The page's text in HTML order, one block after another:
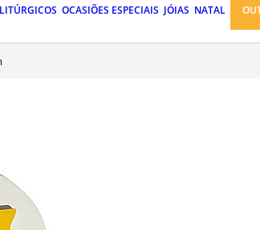
OCASIÕES ESPECIAIS JÓIAS NATAL